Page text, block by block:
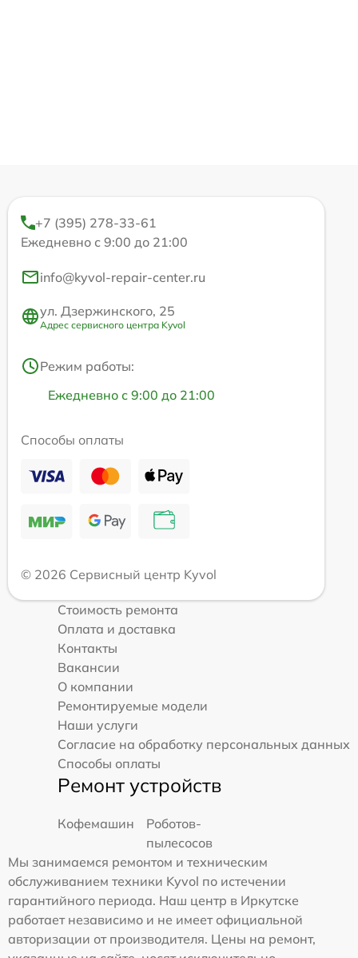
+7 (395) 278-33-61
Ежедневно с 9:00 до 21:00
info@kyvol-repair-center.ru
ул. Дзержинского, 25
Адрес сервисного центра Kyvol
Режим работы:
Ежедневно с 9:00 до 21:00
Способы оплаты
© 2026 Сервисный центр Kyvol
Стоимость ремонта
Оплата и доставка
Контакты
Вакансии
О компании
Ремонтируемые модели
Наши услуги
Согласие на обработку персональных данных
Способы оплаты
Ремонт устройств
Кофемашин
Роботов-
пылесосов
Мы занимаемся ремонтом и техническим
обслуживанием техники Kyvol по истечении
гарантийного периода. Наш центр в Иркутске
работает независимо и не имеет официальной
авторизации от производителя. Цены на ремонт,